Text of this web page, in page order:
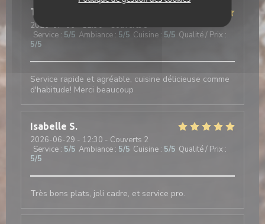
Tiffany
2026-07-06- 12:30 - Couverts 3
Service : 5/5 Ambiance : 5/5 Cuisine : 5/5 Qualité / Prix :
5/5
Service rapide et agréable, cuisine délicieuse comme
d'habitude! Merci beaucoup
Isabelle S
2026-06-29 - 12:30 - Couverts 2
Service : 5/5 Ambiance : 5/5 Cuisine : 5/5 Qualité / Prix :
5/5
Très bons plats, joli cadre, et service pro.